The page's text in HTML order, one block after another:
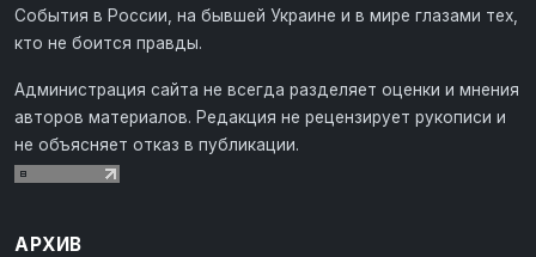
События в России, на бывшей Украине и в мире глазами тех,
кто не боится правды.
Администрация сайта не всегда разделяет оценки и мнения
авторов материалов. Редакция не рецензирует рукописи и
не объясняет отказ в публикации.
АРХИВ